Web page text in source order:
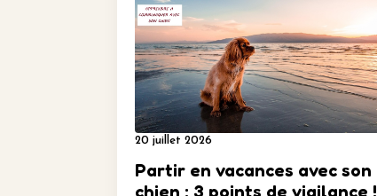
Partir en vacances avec son
chien : 3 points de vigilance !
20 juillet 2026